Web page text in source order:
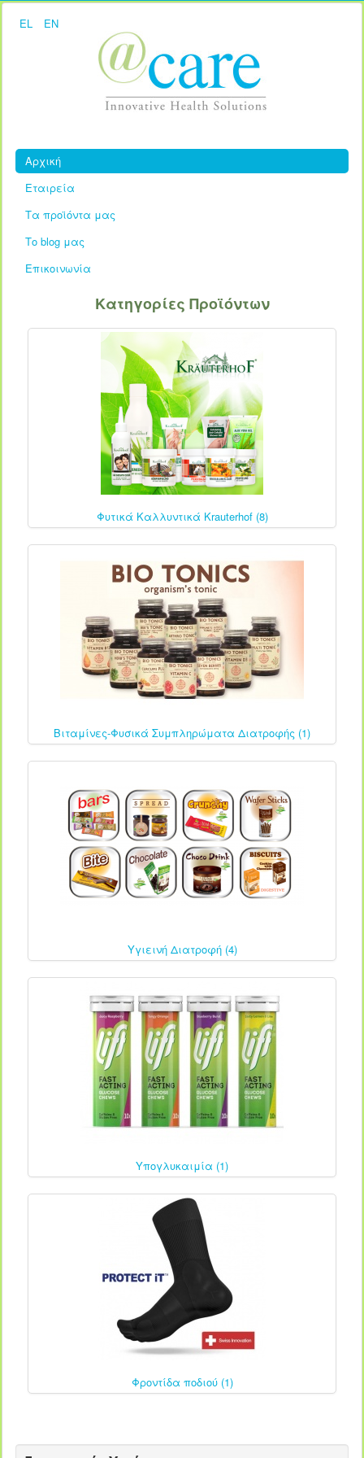
EL EN
Αρχική
Εταιρεία
Τα προϊόντα μας
Το blog μας
Επικοινωνία
Κατηγορίες Προϊόντων
Φυτικά Καλλυντικά Krauterhof (8)
Βιταμίνες-Φυσικά Συμπληρώματα Διατροφής (1)
Υγιεινή Διατροφή (4)
Υπογλυκαιμία (1)
Φροντίδα ποδιού (1)